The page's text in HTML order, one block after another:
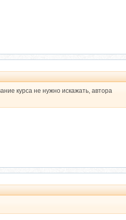
курса не нужно искажать, автора